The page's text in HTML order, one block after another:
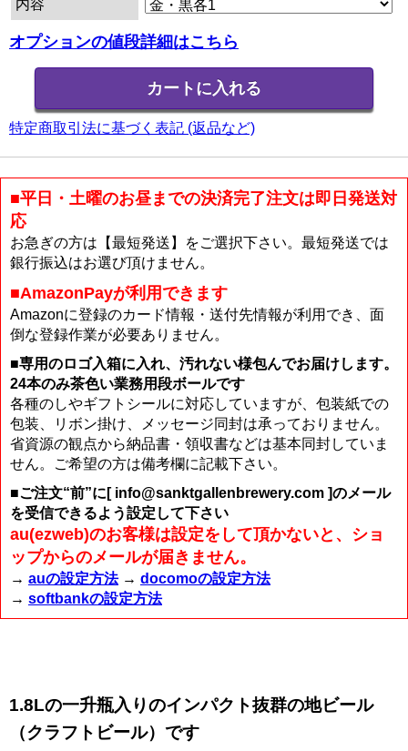
内容
オプションの値段詳細はこちら
特定商取引法に基づく表記 (返品など)
■平日・土曜のお昼までの決済完了注文は即日発送対
応
お急ぎの方は【最短発送】をご選択下さい。最短発送では
銀行振込はお選び頂けません。
■AmazonPayが利用できます
Amazonに登録のカード情報・送付先情報が利用でき、面
倒な登録作業が必要ありません。
■専用のロゴ入箱に入れ、汚れない様包んでお届けします。
24本のみ茶色い業務用段ボールです
各種のしやギフトシールに対応していますが、包装紙での
包装、リボン掛け、メッセージ同封は承っておりません。
省資源の観点から納品書・領収書などは基本同封していま
せん。ご希望の方は備考欄に記載下さい。
■ご注文“前”に[ info@sanktgallenbrewery.com ]のメール
を受信できるよう設定して下さい
au(ezweb)のお客様は設定をして頂かないと、ショ
ップからのメールが届きません。
→ auの設定方法 → docomoの設定方法
→ softbankの設定方法
1.8Lの一升瓶入りのインパクト抜群の地ビール
（クラフトビール）です